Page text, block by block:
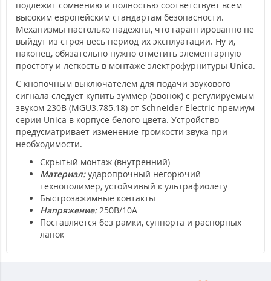
подлежит сомнению и полностью соответствует всем
высоким европейским стандартам безопасности.
Механизмы настолько надежны, что гарантированно не
выйдут из строя весь период их эксплуатации. Ну и,
наконец, обязательно нужно отметить элементарную
простоту и легкость в монтаже электрофурнитуры Unica.
С кнопочным выключателем для подачи звукового
сигнала следует купить зуммер (звонок) с регулируемым
звуком 230В (MGU3.785.18) от Schneider Electric премиум
серии Unica в корпусе белого цвета. Устройство
предусматривает изменение громкости звука при
необходимости.
Скрытый монтаж (внутренний)
Материал:ударопрочный негорючий
технополимер, устойчивый к ультрафиолету
Быстрозажимные контакты
Напряжение:250В/10А
Поставляется без рамки, суппорта и распорных
лапок